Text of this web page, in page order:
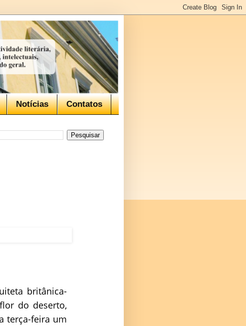
Notícias Contatos
britânica-
do deserto,
terça-feira um